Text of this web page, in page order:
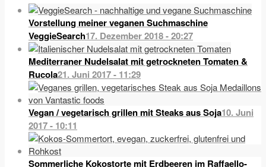
Vorstellung meiner veganen Suchmaschine
VeggieSearch17. Dezember 2018 - 20:27
Mediterraner Nudelsalat mit getrockneten Tomaten &
Rucola21. Juni 2017 - 11:29
Vegan / vegetarisch grillen mit Steaks aus Soja10. Juni
2017 - 10:11
Sommerliche Kokostorte mit Erdbeeren im Raffaello-